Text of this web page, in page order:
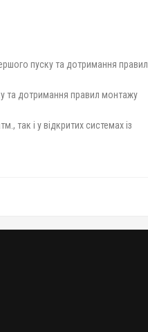
пуску та дотримання правил
та дотримання правил монтажу
так і у відкритих системах із